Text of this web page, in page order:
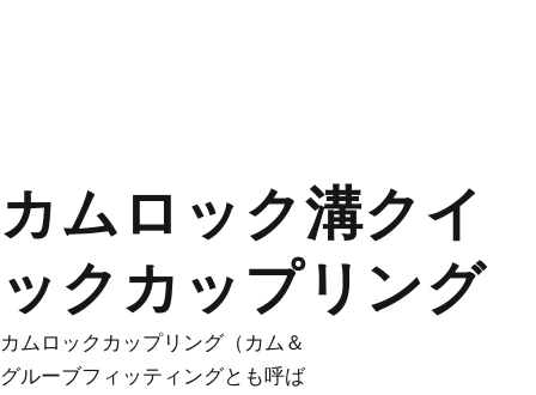
カムロック溝クイ
ックカップリング
カムロックカップリング（カム＆
グルーブフィッティングとも呼ば